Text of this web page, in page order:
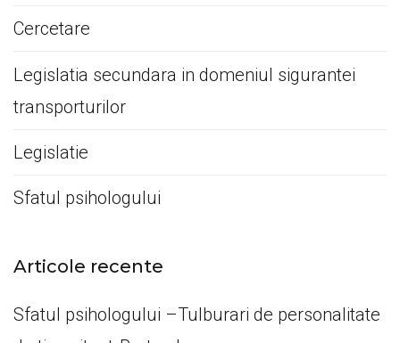
Cercetare
Legislatia secundara in domeniul sigurantei
transporturilor
Legislatie
Sfatul psihologului
Articole recente
Sfatul psihologului –Tulburari de personalitate